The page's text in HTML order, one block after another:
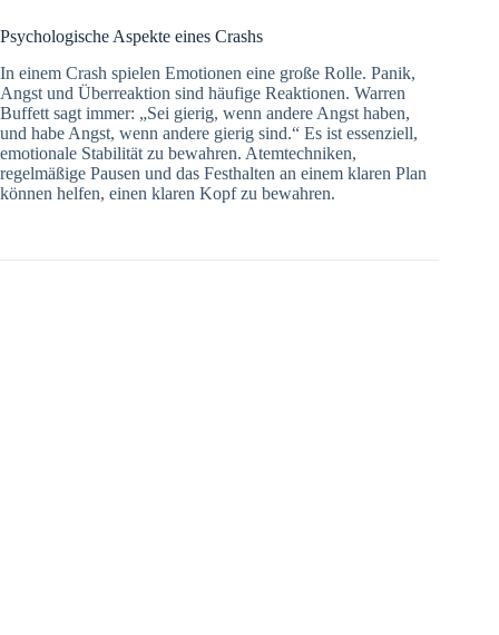
Psychologische Aspekte eines Crashs
In einem Crash spielen Emotionen eine große Rolle. Panik,
Angst und Überreaktion sind häufige Reaktionen. Warren
Buffett sagt immer: „Sei gierig, wenn andere Angst haben,
und habe Angst, wenn andere gierig sind.“ Es ist essenziell,
emotionale Stabilität zu bewahren. Atemtechniken,
regelmäßige Pausen und das Festhalten an einem klaren Plan
können helfen, einen klaren Kopf zu bewahren.